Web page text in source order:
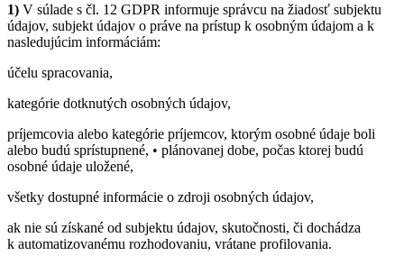
1) V súlade s čl. 12 GDPR informuje správcu na žiadosť subjektu
údajov, subjekt údajov o práve na prístup k osobným údajom a k
nasledujúcim informáciám:
účelu spracovania,
kategórie dotknutých osobných údajov,
príjemcovia alebo kategórie príjemcov, ktorým osobné údaje boli
alebo budú sprístupnené, • plánovanej dobe, počas ktorej budú
osobné údaje uložené,
všetky dostupné informácie o zdroji osobných údajov,
ak nie sú získané od subjektu údajov, skutočnosti, či dochádza
k automatizovanému rozhodovaniu, vrátane profilovania.